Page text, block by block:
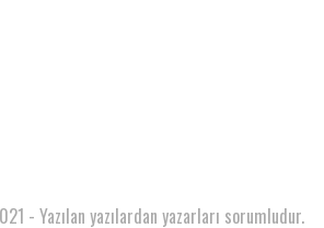
- Yazılan yazılardan yazarları sorumludur.